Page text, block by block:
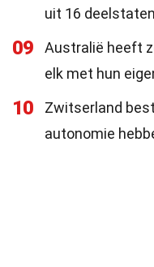
uit 16
09
Australië heeft
elk met hun
10
Zwitserland
autonomie